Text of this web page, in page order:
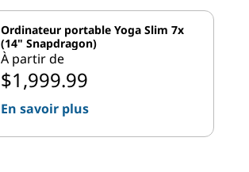
Ordinateur portable Yoga Slim 7x
(14" Snapdragon)
À partir de
$1,999.99
En savoir plus